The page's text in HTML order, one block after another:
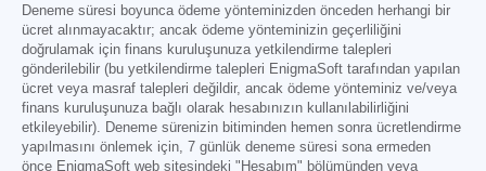
Deneme süresi boyunca ödeme yönteminizden önceden herhangi bir
ücret alınmayacaktır; ancak ödeme yönteminizin geçerliliğini
doğrulamak için finans kuruluşunuza yetkilendirme talepleri
gönderilebilir (bu yetkilendirme talepleri EnigmaSoft tarafından yapılan
ücret veya masraf talepleri değildir, ancak ödeme yönteminiz ve/veya
finans kuruluşunuza bağlı olarak hesabınızın kullanılabilirliğini
etkileyebilir). Deneme sürenizin bitiminden hemen sonra ücretlendirme
yapılmasını önlemek için, 7 günlük deneme süresi sona ermeden
önce EnigmaSoft web sitesindeki "Hesabım" bölümünden veya